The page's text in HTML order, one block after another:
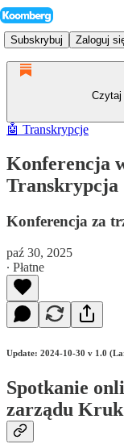
Subskrybuj Zaloguj
Czytaj
🤖 Transkrypcje
Konferencja
Transkrypcja
Konferencja za
paź 30, 2025
∙ Płatne
Update: 2024-10-30 v 1.0
Spotkanie
zarządu